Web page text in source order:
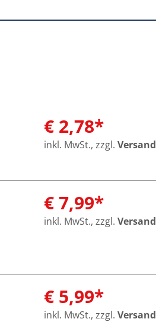
€ 2,78*
inkl. MwSt., zzgl. Versand
€ 7,99*
inkl. MwSt., zzgl. Versand
€ 5,99*
inkl. MwSt., zzgl. Versand